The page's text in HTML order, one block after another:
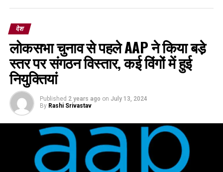
देश
लोकसभा चुनाव से पहले AAP ने किया बडे़
स्तर पर संगठन विस्तार, कई विंगों में हुई
नियुक्तियां
Published 2 years ago on July 13, 2024
By Rashi Srivastav